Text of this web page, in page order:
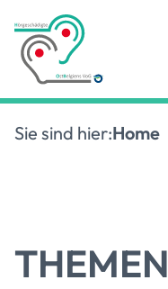
Sie sind hier:Home
THEMEN